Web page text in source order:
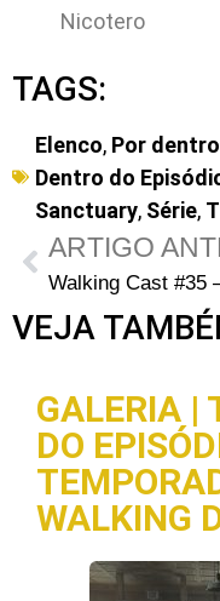
Nicotero
TAGS:
Elenco, Por
Dentro do
Sanctuary, Série,
VEJA
GALERIA |
DO
WALKING